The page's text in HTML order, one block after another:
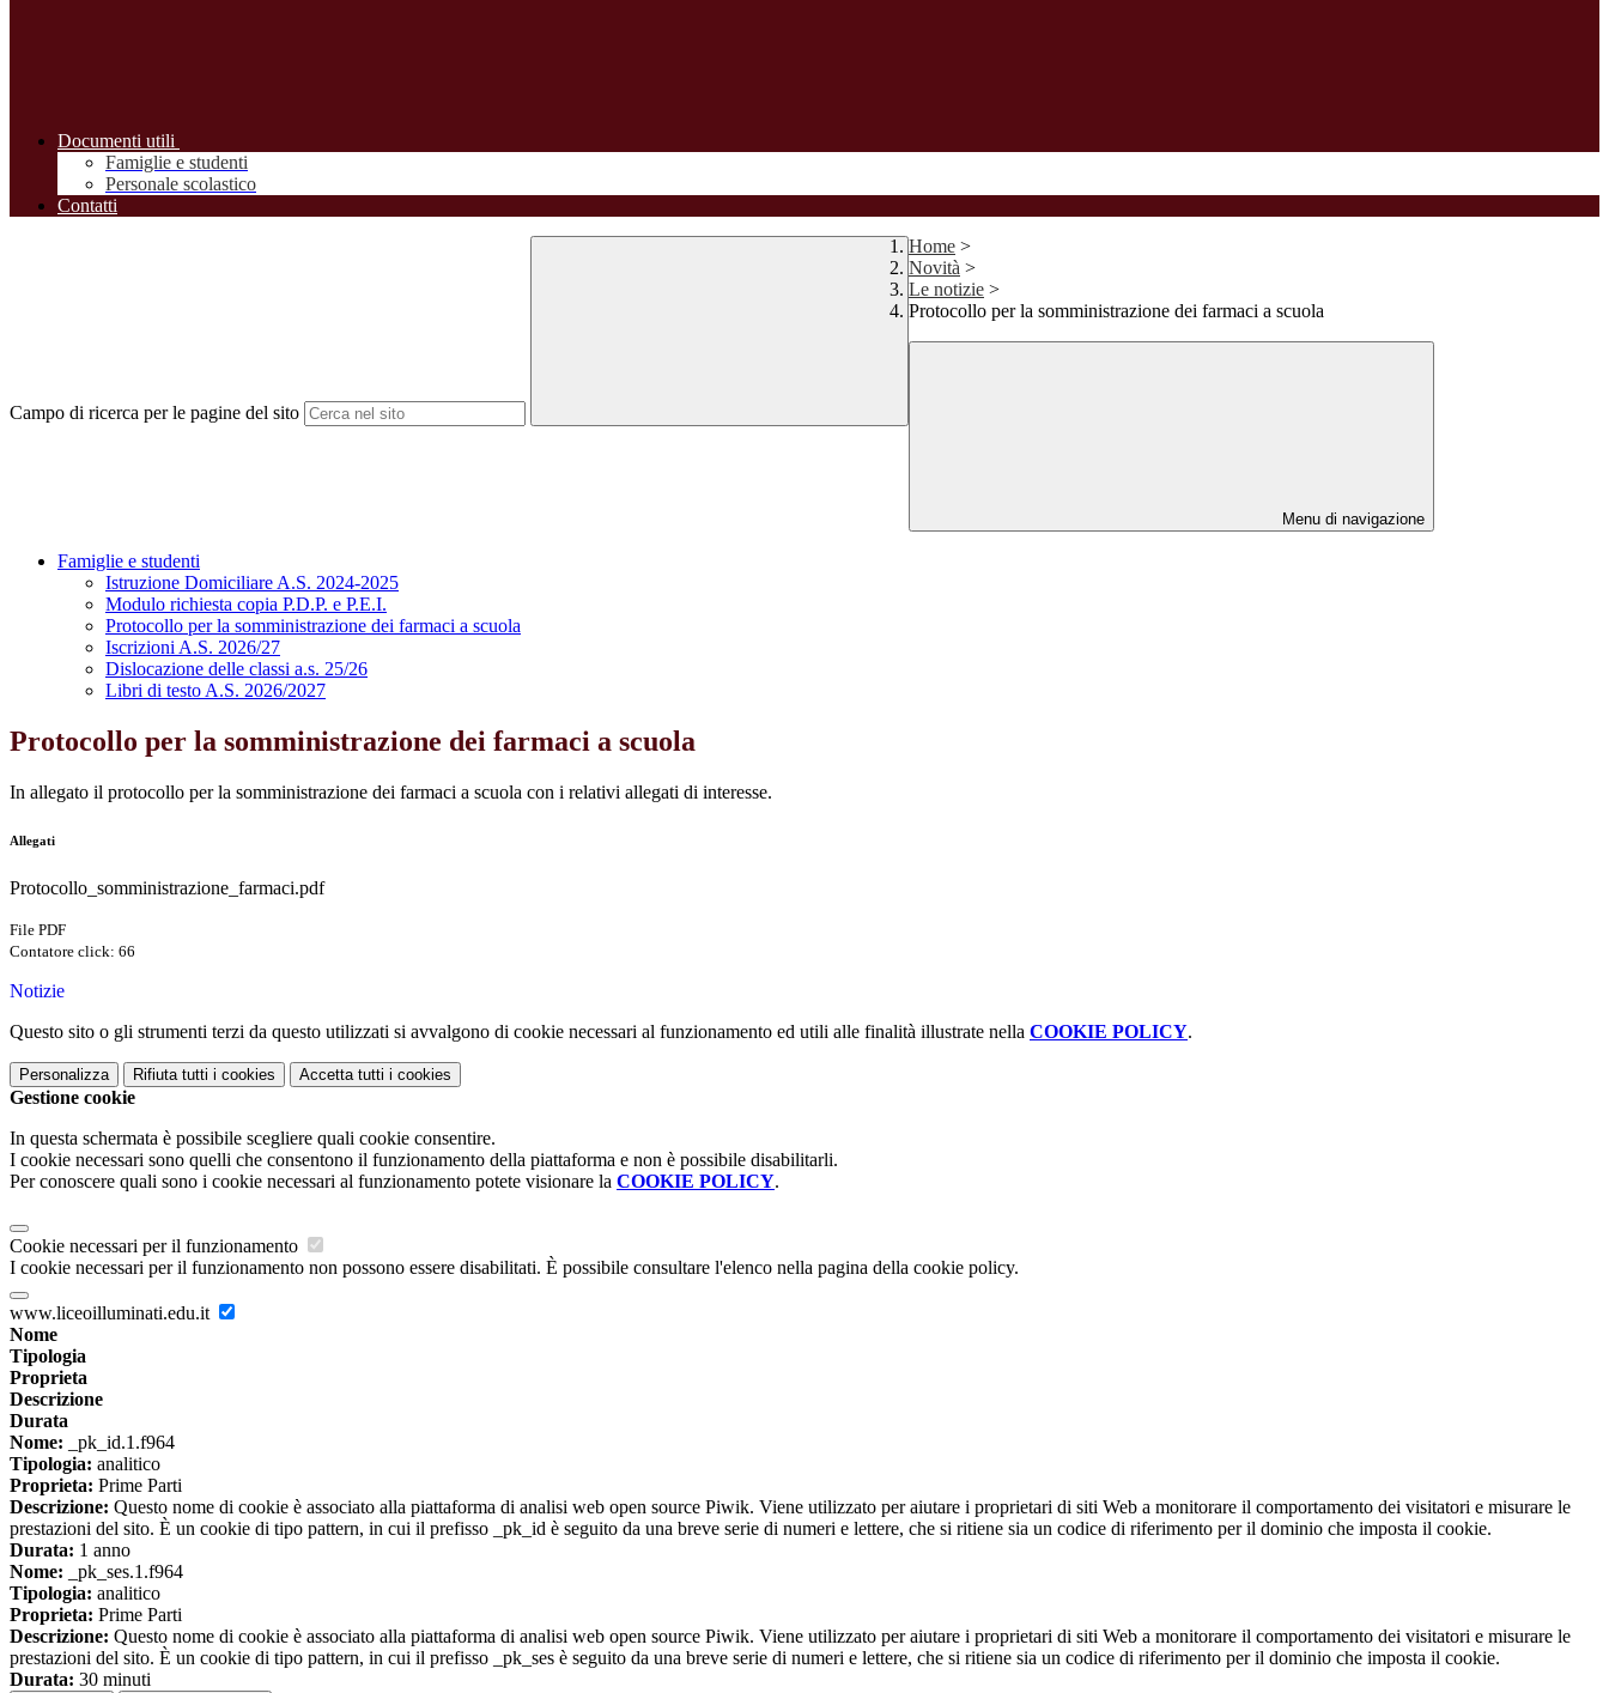
Documenti utili
Famiglie e studenti
Personale scolastico
Contatti
Campo di ricerca per le pagine del sito
Home >
Novità >
Le notizie >
Protocollo per la somministrazione dei farmaci a scuola
Menu di navigazione
Famiglie e studenti
Istruzione Domiciliare A.S. 2024-2025
Modulo richiesta copia P.D.P. e P.E.I.
Protocollo per la somministrazione dei farmaci a scuola
Iscrizioni A.S. 2026/27
Dislocazione delle classi a.s. 25/26
Libri di testo A.S. 2026/2027
Protocollo per la somministrazione dei farmaci a scuola
In allegato il protocollo per la somministrazione dei farmaci a scuola con i relativi allegati di interesse.
Allegati
Protocollo_somministrazione_farmaci.pdf
File PDF
Contatore click: 66
Notizie
Questo sito o gli strumenti terzi da questo utilizzati si avvalgono di cookie necessari al funzionamento ed utili alle finalità illustrate nella COOKIE POLICY.
Personalizza Rifiuta tutti i cookies Accetta tutti i cookies
Gestione cookie
In questa schermata è possibile scegliere quali cookie consentire.
I cookie necessari sono quelli che consentono il funzionamento della piattaforma e non è possibile disabilitarli.
Per conoscere quali sono i cookie necessari al funzionamento potete visionare la COOKIE POLICY.
Cookie necessari per il funzionamento
I cookie necessari per il funzionamento non possono essere disabilitati. È possibile consultare l'elenco nella pagina della cookie policy.
www.liceoilluminati.edu.it
Nome
Tipologia
Proprieta
Descrizione
Durata
Nome: _pk_id.1.f964
Tipologia: analitico
Proprieta: Prime Parti
Descrizione: Questo nome di cookie è associato alla piattaforma di analisi web open source Piwik. Viene utilizzato per aiutare i proprietari di siti Web a monitorare il comportamento dei visitatori e misurare le
prestazioni del sito. È un cookie di tipo pattern, in cui il prefisso _pk_id è seguito da una breve serie di numeri e lettere, che si ritiene sia un codice di riferimento per il dominio che imposta il cookie.
Durata: 1 anno
Nome: _pk_ses.1.f964
Tipologia: analitico
Proprieta: Prime Parti
Descrizione: Questo nome di cookie è associato alla piattaforma di analisi web open source Piwik. Viene utilizzato per aiutare i proprietari di siti Web a monitorare il comportamento dei visitatori e misurare le
prestazioni del sito. È un cookie di tipo pattern, in cui il prefisso _pk_ses è seguito da una breve serie di numeri e lettere, che si ritiene sia un codice di riferimento per il dominio che imposta il cookie.
Durata: 30 minuti